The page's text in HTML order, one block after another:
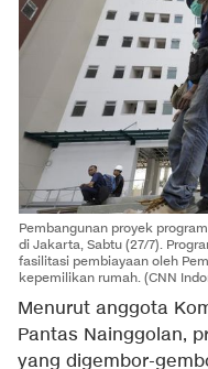
Pembangunan proyek
di Jakarta, Sabtu (27/7).
fasilitasi pembiayaan oleh
kepemilikan rumah. (CNN
Menurut anggota
Pantas Nainggolan,
yang digembor-